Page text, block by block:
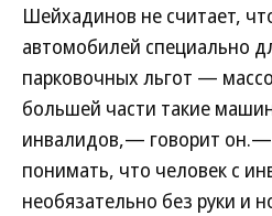
Шейхадинов не считает,
автомобилей специально
парковочных льгот —
большей части такие
инвалидов,— говорит
понимать, что человек с
необязательно без руки и